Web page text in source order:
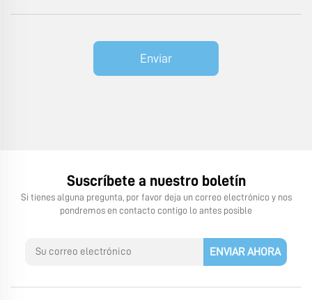
Enviar
Suscríbete a nuestro boletín
Si tienes alguna pregunta, por favor deja un correo electrónico y nos
pondremos en contacto contigo lo antes posible
ENVIAR AHORA